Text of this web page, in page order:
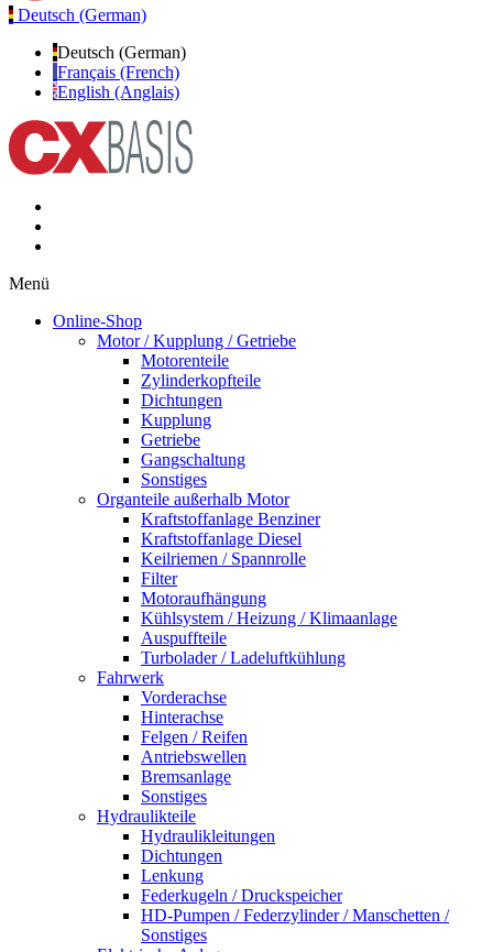
Deutsch (German)
Deutsch (German)
Français (French)
English (Anglais)
Menü
Online-Shop
Motor / Kupplung / Getriebe
Motorenteile
Zylinderkopfteile
Dichtungen
Kupplung
Getriebe
Gangschaltung
Sonstiges
Organteile außerhalb Motor
Kraftstoffanlage Benziner
Kraftstoffanlage Diesel
Keilriemen / Spannrolle
Filter
Motoraufhängung
Kühlsystem / Heizung / Klimaanlage
Auspuffteile
Turbolader / Ladeluftkühlung
Fahrwerk
Vorderachse
Hinterachse
Felgen / Reifen
Antriebswellen
Bremsanlage
Sonstiges
Hydraulikteile
Hydraulikleitungen
Dichtungen
Lenkung
Federkugeln / Druckspeicher
HD-Pumpen / Federzylinder / Manschetten /
Sonstiges